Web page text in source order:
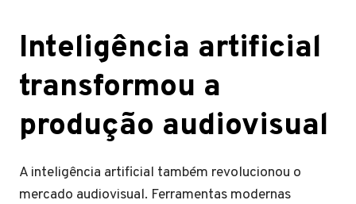
Inteligência artificial
transformou a
produção audiovisual
A inteligência artificial também revolucionou o
mercado audiovisual. Ferramentas modernas